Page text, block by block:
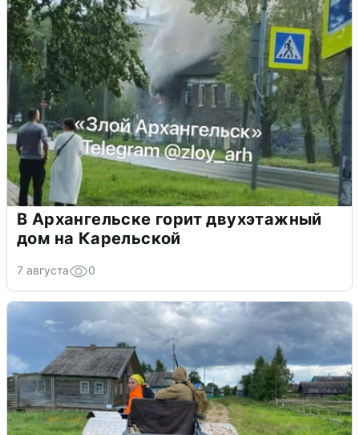
В Архангельске горит двухэтажный
дом на Карельской
7 августа 0